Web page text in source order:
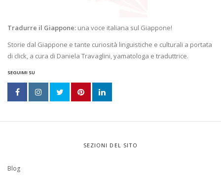
Tradurre il Giappone: una voce italiana sul Giappone!
Storie dal Giappone e tante curiosità linguistiche e culturali a portata
di click, a cura di Daniela Travaglini, yamatologa e traduttrice.
SEGUIMI SU
SEZIONI DEL SITO
Blog